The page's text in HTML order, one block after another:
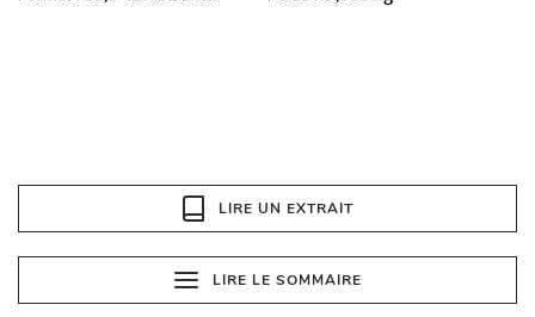
LIRE UN EXTRAIT
LIRE LE SOMMAIRE